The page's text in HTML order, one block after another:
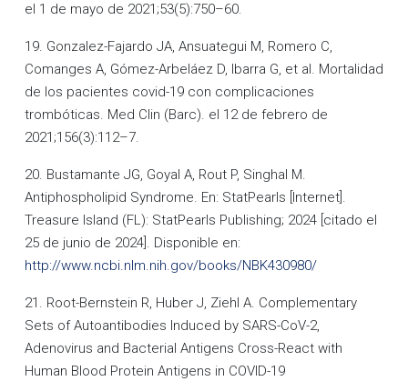
el 1 de mayo de 2021;53(5):750–60.
19. Gonzalez-Fajardo JA, Ansuategui M, Romero C,
Comanges A, Gómez-Arbeláez D, Ibarra G, et al. Mortalidad
de los pacientes covid-19 con complicaciones
trombóticas. Med Clin (Barc). el 12 de febrero de
2021;156(3):112–7.
20. Bustamante JG, Goyal A, Rout P, Singhal M.
Antiphospholipid Syndrome. En: StatPearls [Internet].
Treasure Island (FL): StatPearls Publishing; 2024 [citado el
25 de junio de 2024]. Disponible en:
http://www.ncbi.nlm.nih.gov/books/NBK430980/
21. Root-Bernstein R, Huber J, Ziehl A. Complementary
Sets of Autoantibodies Induced by SARS-CoV-2,
Adenovirus and Bacterial Antigens Cross-React with
Human Blood Protein Antigens in COVID-19